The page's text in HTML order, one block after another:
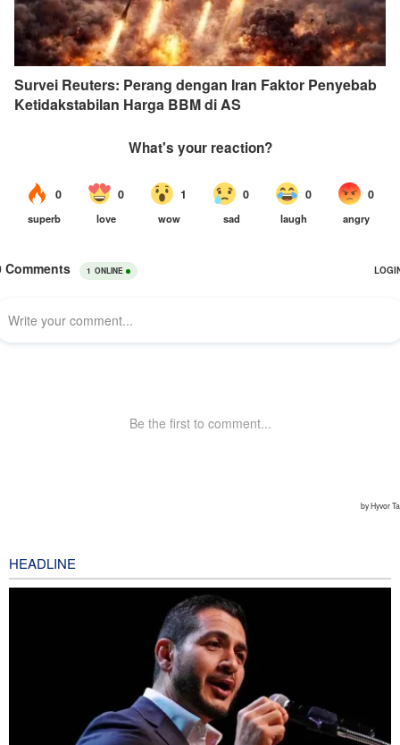
Survei Reuters: Perang dengan Iran Faktor Penyebab
Ketidakstabilan Harga BBM di AS
HEADLINE